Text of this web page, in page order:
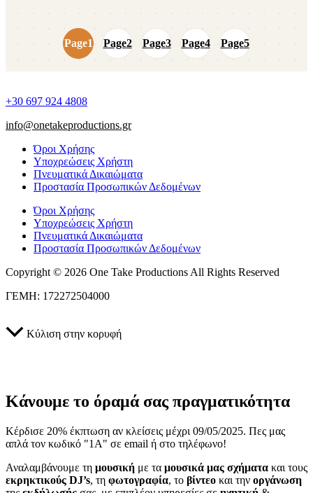
Page1 Page2 Page3 Page4 Page5
+30 697 924 4808
info@onetakeproductions.gr
Όροι Χρήσης
Υποχρεώσεις Χρήστη
Πνευματικά Δικαιώματα
Προστασία Προσωπικών Δεδομένων
Όροι Χρήσης
Υποχρεώσεις Χρήστη
Πνευματικά Δικαιώματα
Προστασία Προσωπικών Δεδομένων
Copyright © 2026 One Take Productions All Rights Reserved
ΓΕΜΗ: 172272504000
Κύλιση στην κορυφή
Κάνουμε το όραμά σας πραγματικότητα
Κέρδισε 20% έκπτωση αν κλείσεις μέχρι 09/05/2025. Πες μας
απλά τον κωδικό "1A" σε email ή στο τηλέφωνο!
Αναλαμβάνουμε τη μουσική με τα μουσικά μας σχήματα και τους
εκρηκτικούς DJ’s, τη φωτογραφία, το βίντεο και την οργάνωση